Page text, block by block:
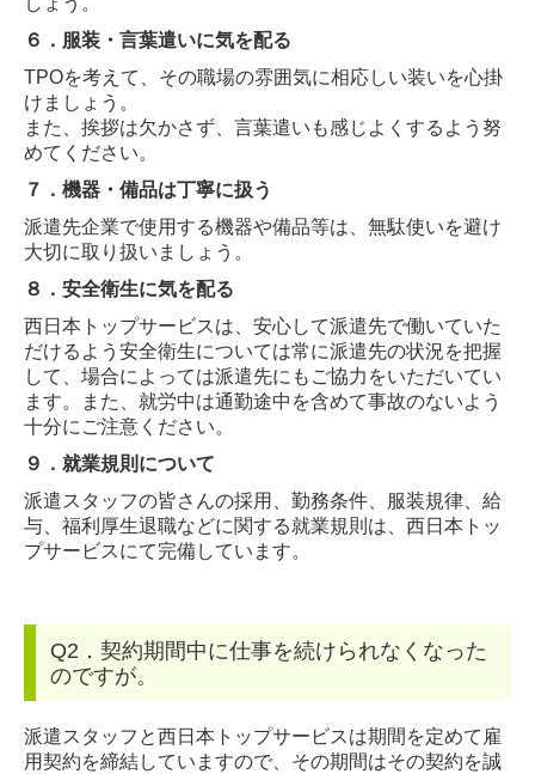
６． 服装・言葉遣いに気を配る
TPOを考えて、その職場の雰囲気に相応しい装いを心掛
けましょう。
また、挨拶は欠かさず、言葉遣いも感じよくするよう努
めてください。
７． 機器・備品は丁寧に扱う
派遣先企業で使用する機器や備品等は、無駄使いを避け
大切に取り扱いましょう。
８． 安全衛生に気を配る
西日本トップサービスは、安心して派遣先で働いていた
だけるよう安全衛生については常に派遣先の状況を把握
して、場合によっては派遣先にもご協力をいただいてい
ます。また、就労中は通勤途中を含めて事故のないよう
十分にご注意ください。
９． 就業規則について
派遣スタッフの皆さんの採用、勤務条件、服装規律、給
与、福利厚生退職などに関する就業規則は、西日本トッ
プサービスにて完備しています。
Q2．契約期間中に仕事を続けられなくなった
のですが。
派遣スタッフと西日本トップサービスは期間を定めて雇
用契約を締結していますので、その期間はその契約を誠